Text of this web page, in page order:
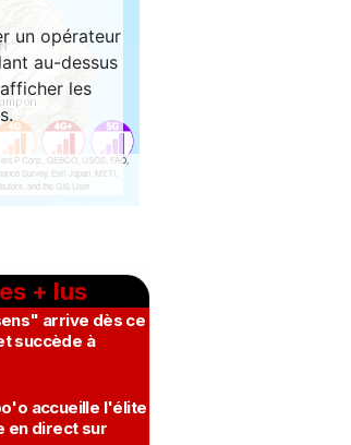
+ lus
arrive dès ce
succède à
accueille l'élite
en direct sur